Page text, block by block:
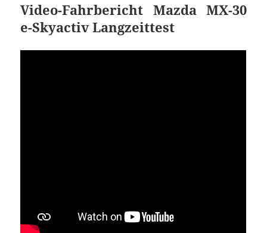
Video-Fahrbericht Mazda MX-30
e-Skyactiv Langzeittest